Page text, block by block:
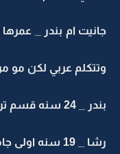
عربي لكن مو مرة
قسم ترجمة لغات وماخذ ماجيستير
سنه اولى جامعة قسم احياء